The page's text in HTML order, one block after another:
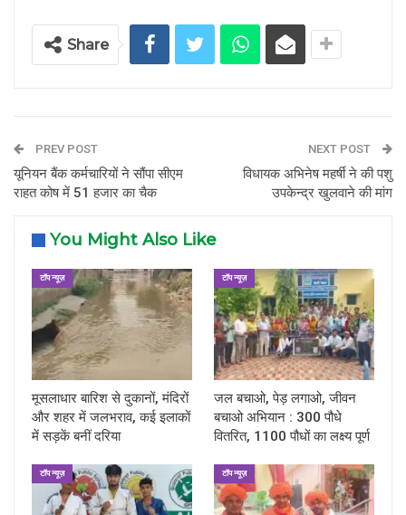
Share
PREV POST
यूनियन बैंक कर्मचारियों ने सौंपा सीएम
राहत कोष में 51 हजार का चैक
NEXT POST
विधायक अभिनेष महर्षी ने की पशु
उपकेन्द्र खुलवाने की मांग
You Might Also Like
टॉप न्यूज़
मूसलाधार बारिश से दुकानों, मंदिरों
और शहर में जलभराव, कई इलाकों
में सड़कें बनीं दरिया
टॉप न्यूज़
जल बचाओ, पेड़ लगाओ, जीवन
बचाओ अभियान : 300 पौधे
वितरित, 1100 पौधों का लक्ष्य पूर्ण
टॉप न्यूज़ टॉप न्यूज़